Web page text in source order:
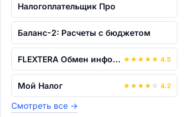
Налогоплательщик Про
Баланс-2: Расчеты с бюджетом
FLEXTERA Обмен информацией об иностран... ★ ★ ★ ★ ★ 4.5
Мой Налог ★ ★ ★ ★ ☆ 4.2
Смотреть все →